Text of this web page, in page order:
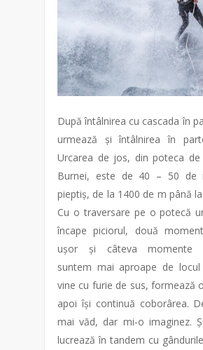
După întâlnirea cu cascada în
urmează și întâlnirea în
Urcarea de jos, din poteca
Burnei, este de 40 – 50 de
pieptiș, de la 1400 de m până
Cu o traversare pe o potecă
încape piciorul, două
ușor și câteva momente
suntem mai aproape de
vine cu furie de sus, formează
apoi își continuă coborârea.
mai văd, dar mi-o imaginez.
lucrează în tandem cu